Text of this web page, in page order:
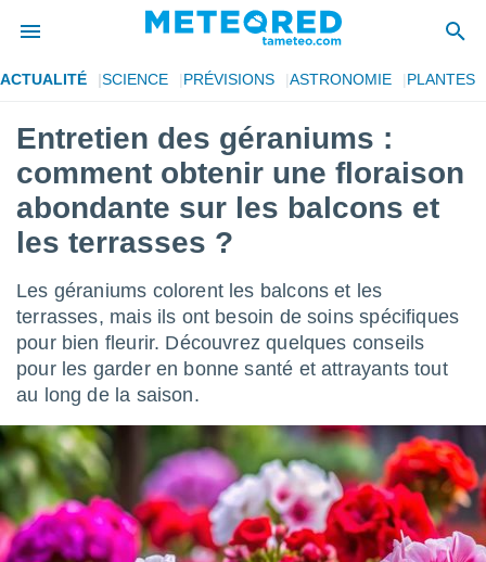
de
a
par
des
Vous
en
les
ACTUALITÉ SCIENCE PRÉVISIONS ASTRONOMIE PLANTES
Entretien des géraniums :
comment obtenir une floraison
abondante sur les balcons et
les terrasses ?
Les géraniums colorent les balcons et les
terrasses, mais ils ont besoin de soins spécifiques
pour bien fleurir. Découvrez quelques conseils
pour les garder en bonne santé et attrayants tout
au long de la saison.